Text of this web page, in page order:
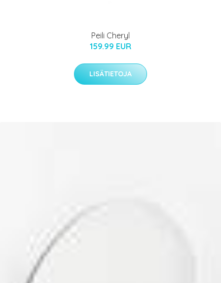
Peili Cheryl
159.99 EUR
LISÄTIETOJA